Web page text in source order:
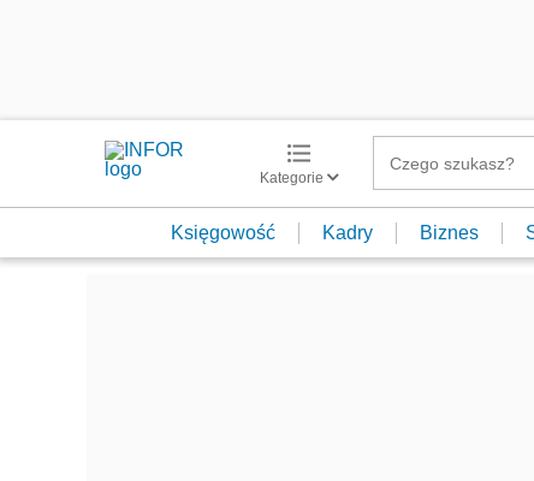
Kategorie
Księgowość Kadry Biznes